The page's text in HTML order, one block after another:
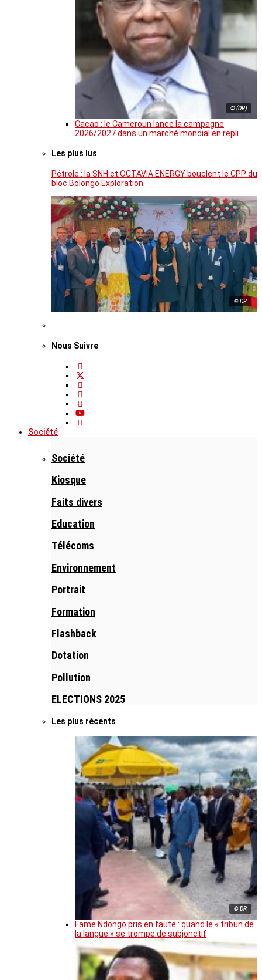
© (DR)
Cacao : le Cameroun lance la campagne
2026/2027 dans un marché mondial en repli
Les plus lus
Pétrole : la SNH et OCTAVIA ENERGY bouclent le CPP du
bloc Bolongo Exploration
© DR
Nous Suivre
Société
Société
Kiosque
Faits divers
Education
Télécoms
Environnement
Portrait
Formation
Flashback
Dotation
Pollution
ELECTIONS 2025
Les plus récents
© DR
Fame Ndongo pris en faute : quand le « tribun de
la langue » se trompe de subjonctif